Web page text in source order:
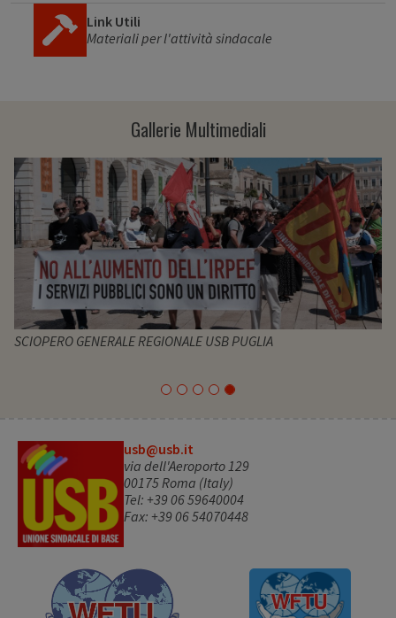
Link Utili
Materiali per l'attività sindacale
Gallerie Multimediali
SCIOPERO GENERALE REGIONALE USB PUGLIA
usb@usb.it
via dell'Aeroporto 129
00175 Roma (Italy)
Tel: +39 06 59640004
Fax: +39 06 54070448